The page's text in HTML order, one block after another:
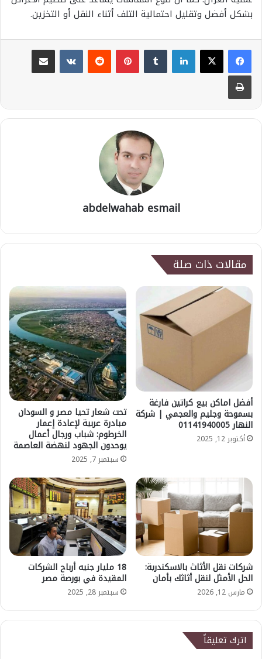
بشكل أفضل وتقليل احتمالية التلف أثناء النقل أو التخزين.
لينكدإن بينتيريست
مشاركة عبر البريد
طباعة
abdelwahab esmail
مقالات ذات صلة
أفضل اماكن بيع كراتين فارغة
بسموحة وجليم والعجمي | شركة
النهار 01141940005
أكتوبر 12, 2025
تحت شعار تحيا مصر و السودان
مبادرة عربية لإعادة إعمار
الخرطوم: شباب ورجال أعمال
يوحدون الجهود لنهضة العاصمة
سبتمبر 7, 2025
شركات نقل الأثاث بالاسكندرية:
الحل الأمثل لنقل أثاثك بأمان
مارس 12, 2026
18 مليار جنيه أرباح الشركات
المقيدة في بورصة مصر
سبتمبر 28, 2025
اترك تعليقاً